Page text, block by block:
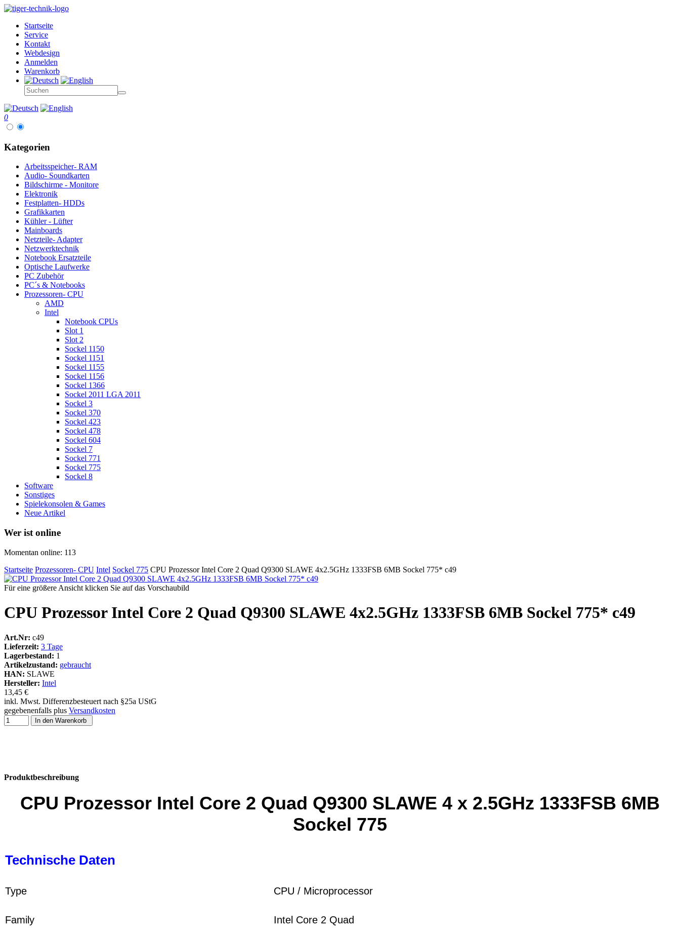
Startseite
Service
Kontakt
Webdesign
Anmelden
Warenkorb
0
Kategorien
Arbeitsspeicher- RAM
Audio- Soundkarten
Bildschirme - Monitore
Elektronik
Festplatten- HDDs
Grafikkarten
Kühler - Lüfter
Mainboards
Netzteile- Adapter
Netzwerktechnik
Notebook Ersatzteile
Optische Laufwerke
PC Zubehör
PC´s & Notebooks
Prozessoren- CPU
AMD
Intel
Notebook CPUs
Slot 1
Slot 2
Sockel 1150
Sockel 1151
Sockel 1155
Sockel 1156
Sockel 1366
Sockel 2011 LGA 2011
Sockel 3
Sockel 370
Sockel 423
Sockel 478
Sockel 604
Sockel 7
Sockel 771
Sockel 775
Sockel 8
Software
Sonstiges
Spielekonsolen & Games
Neue Artikel
Wer ist online
Momentan online: 113
Startseite Prozessoren- CPU Intel Sockel 775 CPU Prozessor Intel Core 2 Quad Q9300 SLAWE 4x2.5GHz 1333FSB 6MB Sockel 775* c49
Für eine größere Ansicht klicken Sie auf das Vorschaubild
CPU Prozessor Intel Core 2 Quad Q9300 SLAWE 4x2.5GHz 1333FSB 6MB Sockel 775* c49
Art.Nr: c49
Lieferzeit: 3 Tage
Lagerbestand: 1
Artikelzustand: gebraucht
HAN: SLAWE
Hersteller: Intel
13,45 €
inkl. Mwst. Differenzbesteuert nach §25a UStG
gegebenenfalls plus Versandkosten
In den Warenkorb
Produktbeschreibung
CPU Prozessor Intel Core 2 Quad Q9300 SLAWE 4 x 2.5GHz 1333FSB 6MB
Sockel 775
Technische Daten
Type CPU / Microprocessor
Family Intel Core 2 Quad